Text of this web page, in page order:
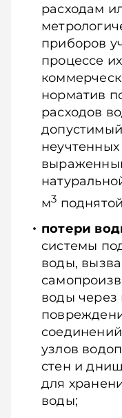
расходам
приборов
процессе
норматив
расходов
м3
потери
системы
воды,
воды через
узлов
стен и
для
воды;